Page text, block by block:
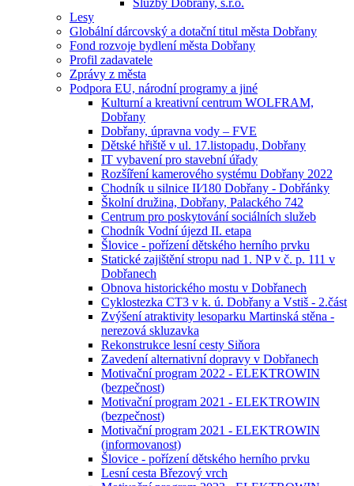
Služby Dobřany, s.r.o.
Lesy
Globální dárcovský a dotační titul města Dobřany
Fond rozvoje bydlení města Dobřany
Profil zadavatele
Zprávy z města
Podpora EU, národní programy a jiné
Kulturní a kreativní centrum WOLFRAM,
Dobřany
Dobřany, úpravna vody – FVE
Dětské hřiště v ul. 17.listopadu, Dobřany
IT vybavení pro stavební úřady
Rozšíření kamerového systému Dobřany 2022
Chodník u silnice II⁄180 Dobřany - Dobřánky
Školní družina, Dobřany, Palackého 742
Centrum pro poskytování sociálních služeb
Chodník Vodní újezd II. etapa
Šlovice - pořízení dětského herního prvku
Statické zajištění stropu nad 1. NP v č. p. 111 v
Dobřanech
Obnova historického mostu v Dobřanech
Cyklostezka CT3 v k. ú. Dobřany a Vstiš - 2.část
Zvýšení atraktivity lesoparku Martinská stěna -
nerezová skluzavka
Rekonstrukce lesní cesty Siňora
Zavedení alternativní dopravy v Dobřanech
Motivační program 2022 - ELEKTROWIN
(bezpečnost)
Motivační program 2021 - ELEKTROWIN
(bezpečnost)
Motivační program 2021 - ELEKTROWIN
(informovanost)
Šlovice - pořízení dětského herního prvku
Lesní cesta Březový vrch